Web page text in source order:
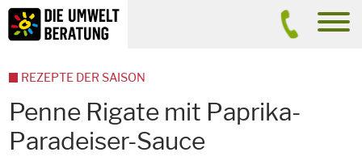
Inhalt
Suche
Penne Rigate mit Paprika-
Paradeiser-Sauce
REZEPTE DER SAISON